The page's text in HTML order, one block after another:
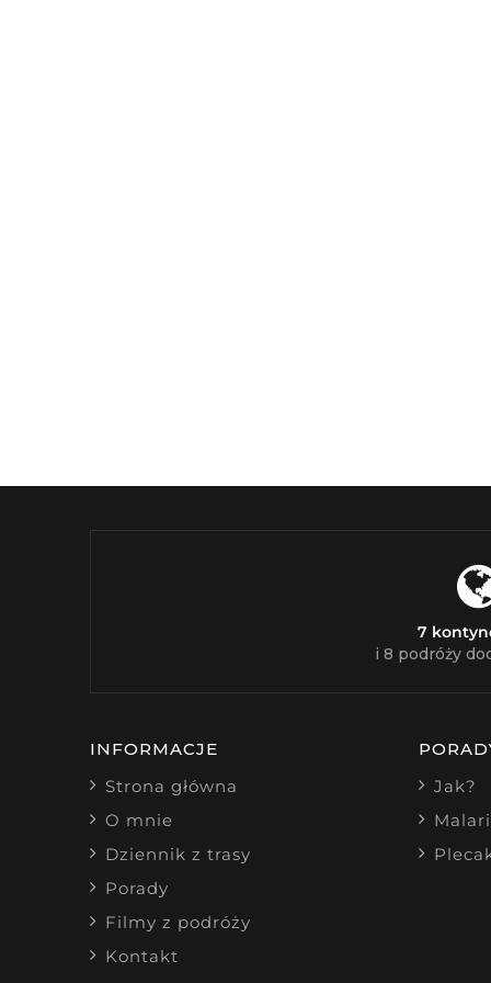
7
i 8 podróży
INFORMACJE
Strona główna
O mnie
Dziennik z trasy
Porady
Filmy z podróży
Kontakt
Jak?